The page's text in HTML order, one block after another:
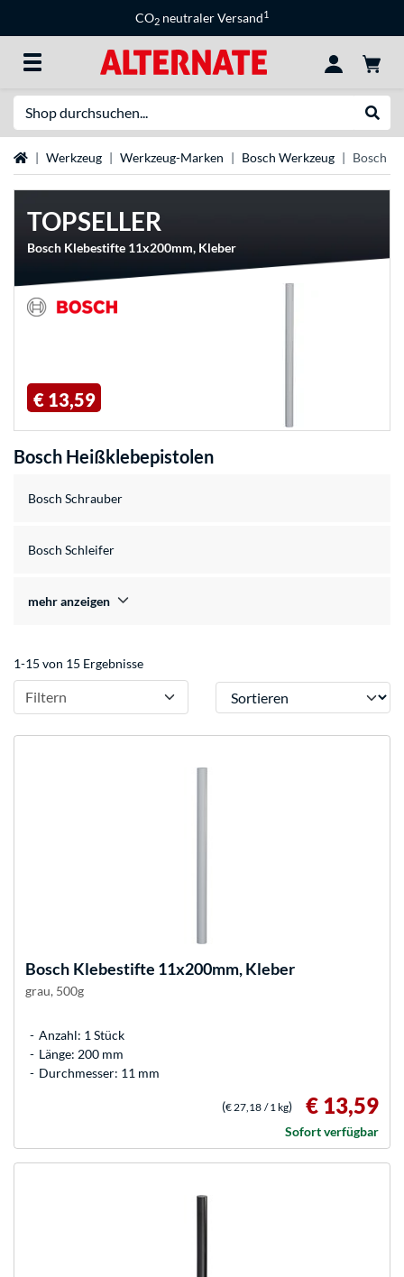
CO2 neutraler Versand1
StartseiteWerkzeug Werkzeug-Marken Bosch Werkzeug Bosch
TOPSELLER
Bosch Klebestifte 11x200mm, Kleber
€ 13,59
Bosch Heißklebepistolen
Bosch Schrauber
Bosch Schleifer
mehr anzeigen
1-15 von 15 Ergebnisse
Filtern Sortieren
Bosch Klebestifte 11x200mm, Kleber
grau, 500g
Anzahl: 1 Stück
Länge: 200 mm
Durchmesser: 11 mm
(€ 27,18 / 1 kg) € 13,59
Sofort verfügbar